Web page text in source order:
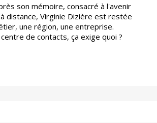
son mémoire, consacré à l'avenir
distance, Virginie Dizière est restée
une région, une entreprise.
de contacts, ça exige quoi ?